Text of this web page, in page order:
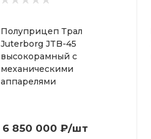
Полуприцеп Трал
Juterborg JTB-45
высокорамный с
механическими
аппарелями
6 850 000 ₽/шт